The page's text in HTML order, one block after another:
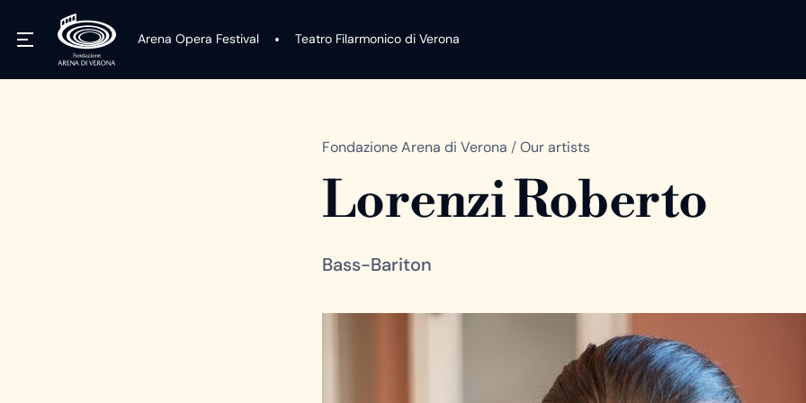
Arena Opera Festival Teatro Filarmonico di Verona
Fondazione Arena di Verona /Our artists
Lorenzi Roberto
Bass-Bariton